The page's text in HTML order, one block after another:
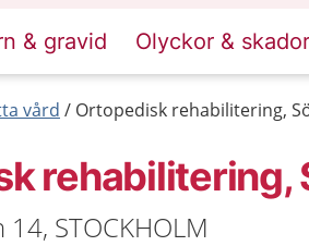
& gravid Olyckor & skador
vård Ortopedisk rehabilitering,
rehabilitering,
STOCKHOLM